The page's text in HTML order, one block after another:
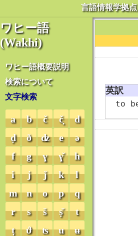
言語情報学拠点
ワヒー語
(Wakhi)
ワヒー語概要説明
検索について
文字検索
a b č č̣
d
ḍ
ð ʣ e
ə
f
g ɣ ɣ̌
h
i
j ǰ k
l
m
n o p
q
r
s š ṣ̌
t
ṭ
ϑ ʦ u
ʉ
英訳
to